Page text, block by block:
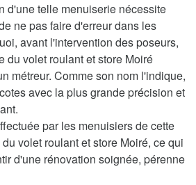
d'une telle menuiserie nécessite
ne pas faire d'erreur dans les
avant l'intervention des poseurs,
du volet roulant et store Moiré
métreur. Comme son nom l'indique,
avec la plus grande précision et
par les menuisiers de cette
volet roulant et store Moiré, ce qui
d'une rénovation soignée, pérenne